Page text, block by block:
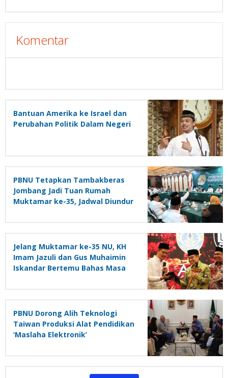
Komentar
Bantuan Amerika ke Israel dan
Perubahan Politik Dalam Negeri
PBNU Tetapkan Tambakberas
Jombang Jadi Tuan Rumah
Muktamar ke-35, Jadwal Diundur
Jelang Muktamar ke-35 NU, KH
Imam Jazuli dan Gus Muhaimin
Iskandar Bertemu Bahas Masa
PBNU Dorong Alih Teknologi
Taiwan Produksi Alat Pendidikan
‘Maslaha Elektronik’